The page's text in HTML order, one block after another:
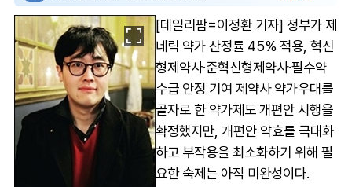
[데일리팜=이정환 기자] 정부가 제
네릭 약가 산정률 45% 적용, 혁신
형제약사·준혁신형제약사·필수약
수급 안정 기여 제약사 약가우대를
골자로 한 약가제도 개편안 시행을
확정했지만, 개편안 약효를 극대화
하고 부작용을 최소화하기 위해 필
요한 숙제는 아직 미완성이다.